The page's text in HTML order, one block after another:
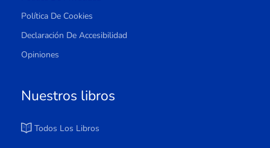
Política De Cookies
Declaración De Accesibilidad
Opiniones
Nuestros libros
Todos Los Libros